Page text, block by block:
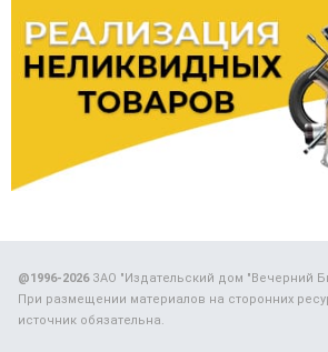
@1996-2026ЗАО "Издательский дом "Вечерний
При размещении материалов на сторонних
источник обязательна.